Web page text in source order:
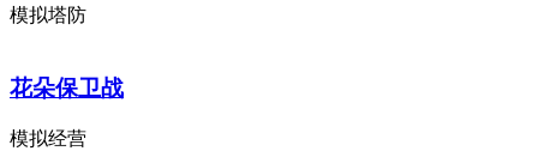
模拟塔防
花朵保卫战
模拟经营